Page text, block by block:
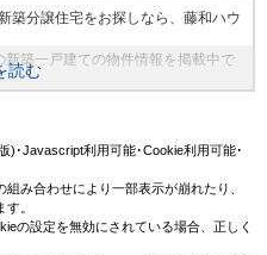
築分譲住宅をお探しなら、藤和ハウ
新築一戸建ての物件情報を掲載中で
までの膨大なお取引により、萩山
マイホームを見つけませんか？
読む
)･Javascript利用可能･Cookie利用可能･
み合わせにより一部表示が崩れたり、
。
の設定を無効にされている場合、正しく